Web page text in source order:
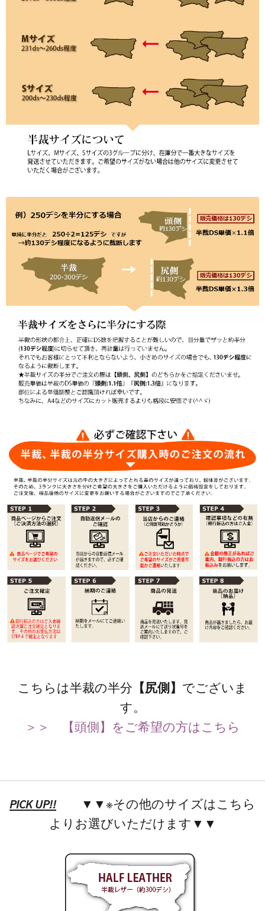
こちらは半裁の半分 【尻側】 でございま
す。
＞＞ 【頭側】をご希望の方はこちら
PICK UP!!▼▼※その他のサイズはこちら
よりお選びいただけます▼▼